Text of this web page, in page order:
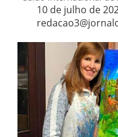
10 de julho de